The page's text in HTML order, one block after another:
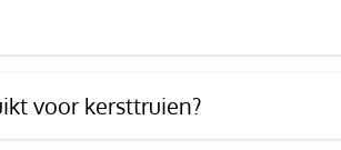
voor kersttruien?